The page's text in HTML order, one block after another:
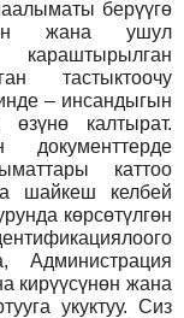
берүүгө
жана ушул
тастыктоочу
– инсандыгын
өзүнө калтырат.
каттоо
шайкеш келбей
көрсөтүлгөн
Администрация
кирүүсүнөн жана
укуктуу. Сиз